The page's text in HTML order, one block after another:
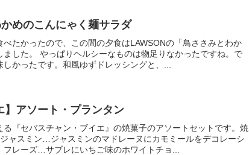
めのこんにゃく麺サラダ
たかったので、この間の夕食はLAWSONの「鳥ささみとわか
した。 やっぱりヘルシーなものは物足りなかったですね。で
かったです。和風ゆずドレッシングと、...
】アソート・プランタン
『セバスチャン・ブイエ』の焼菓子のアソートセットです。焼
スミン…ジャスミンのマドレーヌにカモミールをデコレーシ
レーズ…サブレにいちご味のホワイトチョ...